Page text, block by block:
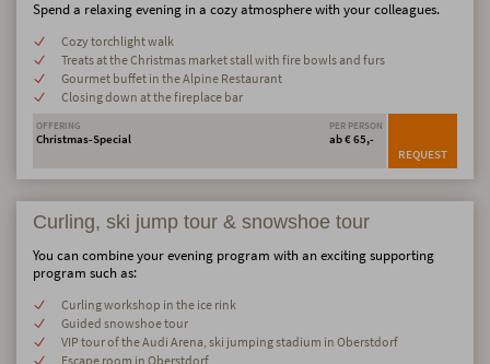
Spend a relaxing evening in a cozy atmosphere with your colleagues.
Cozy torchlight walk
Treats at the Christmas market stall with fire bowls and furs
Gourmet buffet in the Alpine Restaurant
Closing down at the fireplace bar
OFFERING
Christmas-Special
PER PERSON
ab € 65,-
REQUEST
Curling, ski jump tour & snowshoe tour
You can combine your evening program with an exciting supporting
program such as:
Curling workshop in the ice rink
Guided snowshoe tour
VIP tour of the Audi Arena, ski jumping stadium in Oberstdorf
Escape room in Oberstdorf